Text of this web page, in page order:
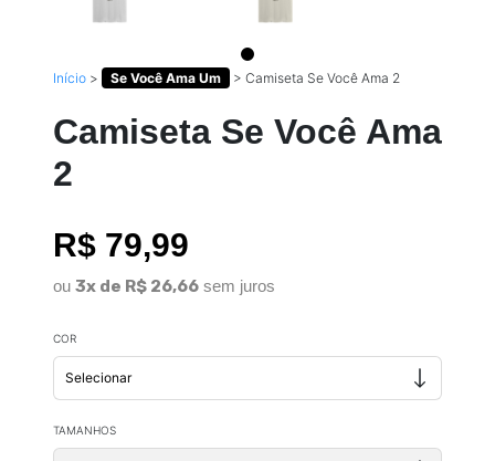
Início > Se Você Ama Um > Camiseta Se Você Ama 2
Camiseta Se Você Ama
2
R$ 79,99
ou 3x de R$ 26,66 sem juros
COR
TAMANHOS